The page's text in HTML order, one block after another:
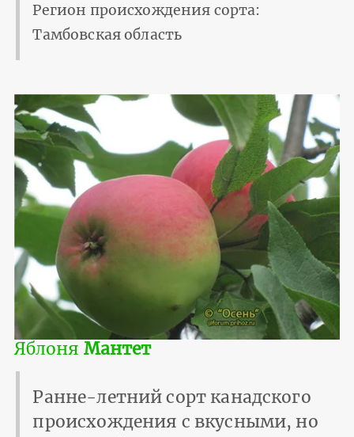
Регион происхождения сорта:
Тамбовская область
Яблоня Мантет
Ранне-летний сорт канадского
происхождения с вкусными, но